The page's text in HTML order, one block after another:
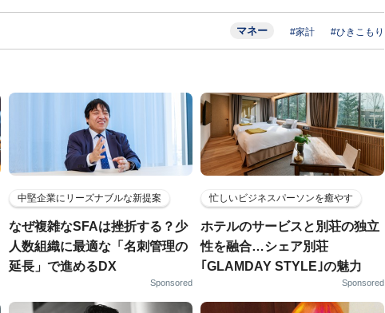
マネー #家計 #ひきこもり
中堅企業にリーズナブルな新提案
なぜ複雑なSFAは挫折する？少
人数組織に最適な「名刺管理の
延長」で進めるDX
Sponsored
忙しいビジネスパーソンを癒やす
ホテルのサービスと別荘の独立
性を融合…シェア別荘
｢GLAMDAY STYLE｣の魅力
Sponsored